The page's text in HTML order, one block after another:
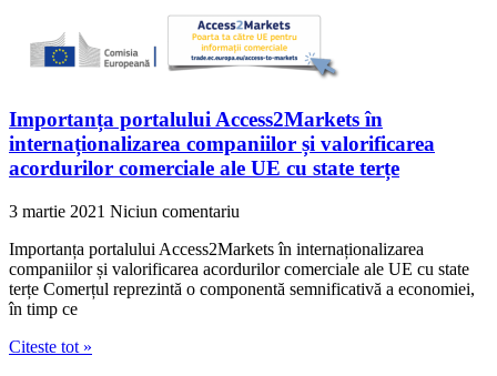
Importanța portalului Access2Markets în
internaționalizarea companiilor și valorificarea
acordurilor comerciale ale UE cu state terțe
3 martie 2021 Niciun comentariu
Importanța portalului Access2Markets în internaționalizarea
companiilor și valorificarea acordurilor comerciale ale UE cu state
terțe Comerțul reprezintă o componentă semnificativă a economiei,
în timp ce
Citeste tot »